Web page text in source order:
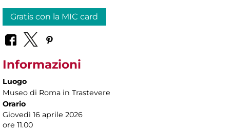
Gratis con la MIC card
Informazioni
Luogo
Museo di Roma in Trastevere
Orario
Giovedì 16 aprile 2026
ore 11.00